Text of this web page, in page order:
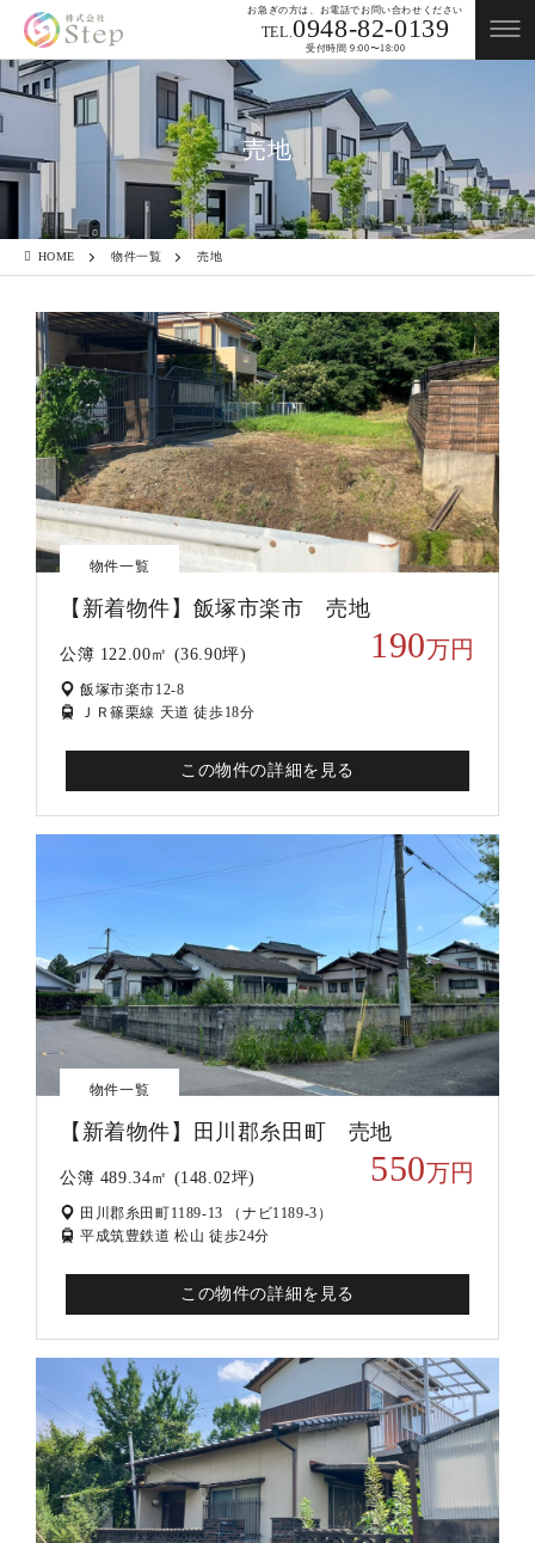
お急ぎの方は、お電話でお問い合わせください
TEL.0948-82-0139
受付時間 9:00〜18:00
売地
HOME 物件一覧 売地
物件一覧
【新着物件】飯塚市楽市 売地
公簿 122.00㎡ (36.90坪) 190万円
飯塚市楽市12-8
ＪＲ篠栗線 天道 徒歩18分
この物件の詳細を見る
物件一覧
【新着物件】田川郡糸田町 売地
公簿 489.34㎡ (148.02坪) 550万円
田川郡糸田町1189-13 （ナビ1189-3）
平成筑豊鉄道 松山 徒歩24分
この物件の詳細を見る